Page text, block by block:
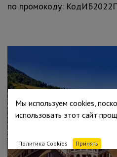
по промокоду:
Мы используем cookies,
использовать этот сайт
Политика Cookies Принять